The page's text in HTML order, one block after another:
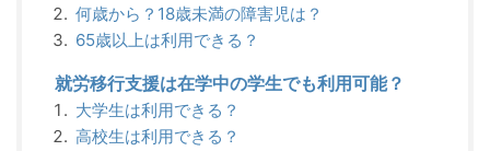
何歳から？18歳未満の障害児は？
65歳以上は利用できる？
就労移行支援は在学中の学生でも利用可能？
大学生は利用できる？
高校生は利用できる？